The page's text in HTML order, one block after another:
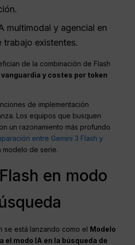
multimodal y agencial en
trabajo existentes.
de la combinación de Flash
y costes por token
de implementación
Los equipos que busquen
un razonamiento más profundo
entre Gemini 3 Flash y
modelo de serie.
en modo
se está lanzando como el Modelo
el modo IA en la búsqueda de